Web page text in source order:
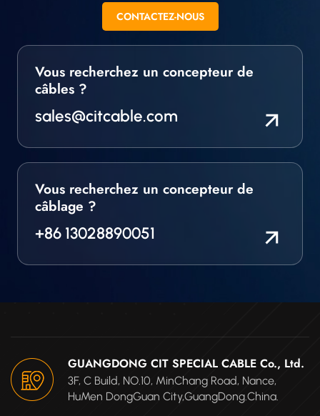
CONTACTEZ-NOUS
Vous recherchez un concepteur de
câbles ?
sales@citcable.com
Vous recherchez un concepteur de
câblage ?
+86 13028890051
GUANGDONG CIT SPECIAL CABLE Co., Ltd.
3F, C Build, NO.10, MinChang Road, Nance,
HuMen DongGuan City,GuangDong.China.